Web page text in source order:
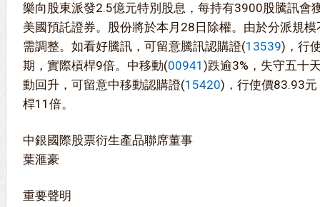
樂向股東派發2.5億元特別股息，每持有3900股騰訊會
美國預託證券。股份將於本月28日除權。由於分派規
需調整。如看好騰訊，可留意騰訊認購證(13539)，行
期，實際槓桿9倍。中移動(00941 )跌逾3%，失守五十
動回升，可留意中移動認購證(15420)，行使價83.93
桿11倍。
中銀國際股票衍生產品聯席董事
葉滙豪
重要聲明